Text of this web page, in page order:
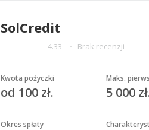
SolCredit
4.33 Brak recenzji
Kwota pożyczki
od 100 zł.
Maks.
5 000
Okres spłaty